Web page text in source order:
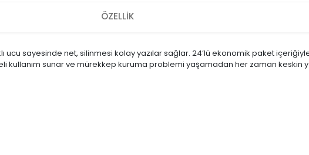
ÖZELLİK
ucu sayesinde net, silinmesi kolay yazılar sağlar. 24’lü ekonomik paket
kullanım sunar ve mürekkep kuruma problemi yaşamadan her zaman keskin